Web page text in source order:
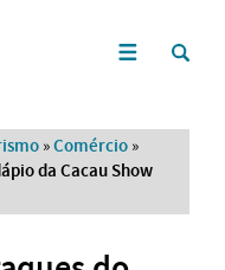
»Comércio »
da Cacau Show